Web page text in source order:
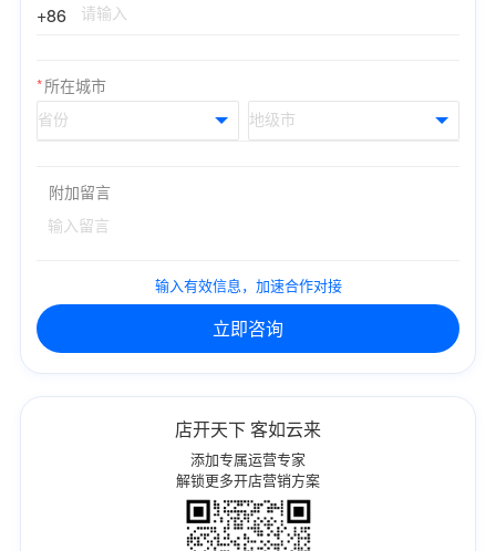
+86
*所在城市
附加留言
输入有效信息，加速合作对接
立即咨询
店开天下 客如云来
添加专属运营专家
解锁更多开店营销方案